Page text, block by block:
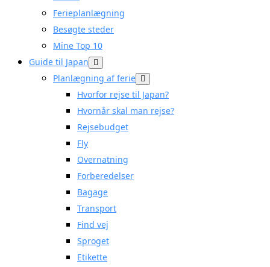
Ferieplanlægning
Besøgte steder
Mine Top 10
Guide til Japan
Planlægning af ferie
Hvorfor rejse til Japan?
Hvornår skal man rejse?
Rejsebudget
Fly
Overnatning
Forberedelser
Bagage
Transport
Find vej
Sproget
Etikette